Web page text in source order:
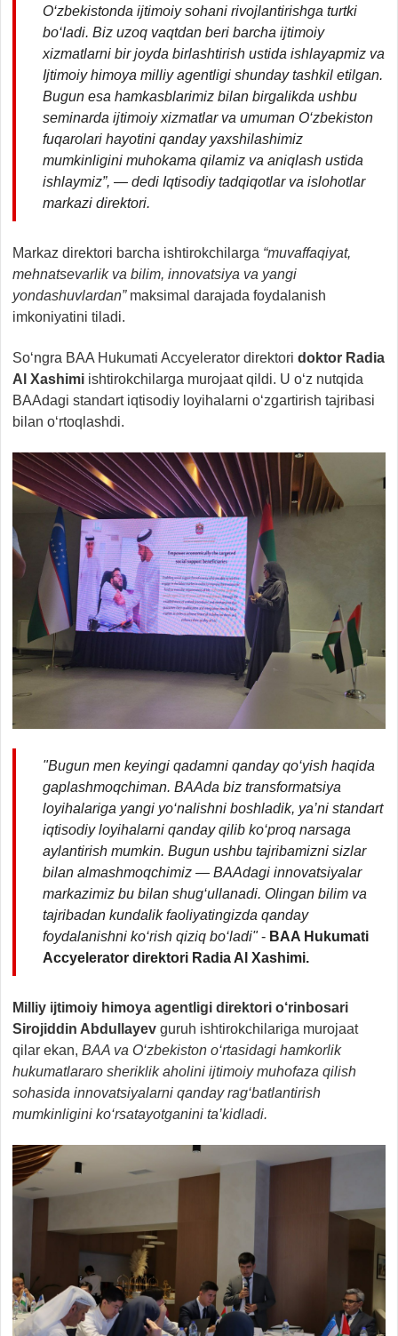
O‘zbekistonda ijtimoiy sohani rivojlantirishga turtki
bo‘ladi. Biz uzoq vaqtdan beri barcha ijtimoiy
xizmatlarni bir joyda birlashtirish ustida ishlayapmiz va
Ijtimoiy himoya milliy agentligi shunday tashkil etilgan.
Bugun esa hamkasblarimiz bilan birgalikda ushbu
seminarda ijtimoiy xizmatlar va umuman O‘zbekiston
fuqarolari hayotini qanday yaxshilashimiz
mumkinligini muhokama qilamiz va aniqlash ustida
ishlaymiz”, — dedi Iqtisodiy tadqiqotlar va islohotlar
markazi direktori.
Markaz direktori barcha ishtirokchilarga “muvaffaqiyat,
mehnatsevarlik va bilim, innovatsiya va yangi
yondashuvlardan” maksimal darajada foydalanish
imkoniyatini tiladi.
So‘ngra BAA Hukumati Accyelerator direktori doktor Radia
Al Xashimi ishtirokchilarga murojaat qildi. U o‘z nutqida
BAAdagi standart iqtisodiy loyihalarni o‘zgartirish tajribasi
bilan o‘rtoqlashdi.
"Bugun men keyingi qadamni qanday qo‘yish haqida
gaplashmoqchiman. BAAda biz transformatsiya
loyihalariga yangi yo‘nalishni boshladik, ya’ni standart
iqtisodiy loyihalarni qanday qilib ko‘proq narsaga
aylantirish mumkin. Bugun ushbu tajribamizni sizlar
bilan almashmoqchimiz — BAAdagi innovatsiyalar
markazimiz bu bilan shug‘ullanadi. Olingan bilim va
tajribadan kundalik faoliyatingizda qanday
foydalanishni ko‘rish qiziq bo‘ladi"- BAA Hukumati
Accyelerator direktori Radia Al Xashimi.
Milliy ijtimoiy himoya agentligi direktori o‘rinbosari
Sirojiddin Abdullayev guruh ishtirokchilariga murojaat
qilar ekan, BAA va O‘zbekiston o‘rtasidagi hamkorlik
hukumatlararo sheriklik aholini ijtimoiy muhofaza qilish
sohasida innovatsiyalarni qanday rag‘batlantirish
mumkinligini ko‘rsatayotganini ta’kidladi.